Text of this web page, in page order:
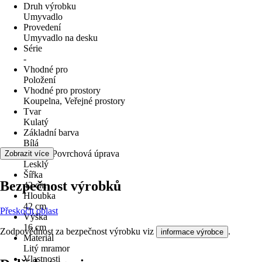
Druh výrobku
Umyvadlo
Provedení
Umyvadlo na desku
Série
-
Vhodné pro
Položení
Vhodné pro prostory
Koupelna, Veřejné prostory
Tvar
Kulatý
Základní barva
Bílá
Povrch/Povrchová úprava
Lesklý
Šířka
42 cm
Hloubka
42 cm
Výška
16 cm
Materiál
Litý mramor
Vlastnosti
Zobrazit více
Bezpečnost výrobků
Přeskočit oblast
Zodpovědnost za bezpečnost výrobku viz informace výrobce .